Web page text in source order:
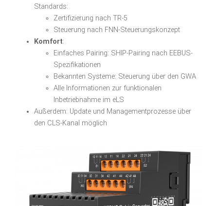
Standards:
Zertifizierung nach TR-5
Steuerung nach FNN-Steuerungskonzept
Komfort:
Einfaches Pairing: SHIP-Pairing nach EEBUS-
Spezifikationen
Bekannten Systeme: Steuerung über den GWA
Alle Informationen zur funktionalen
Inbetriebnahme im eLS
Außerdem: Update und Managementprozesse über
den CLS-Kanal möglich